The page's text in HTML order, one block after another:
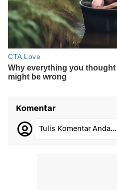
Komentar
Tulis Komentar Anda...